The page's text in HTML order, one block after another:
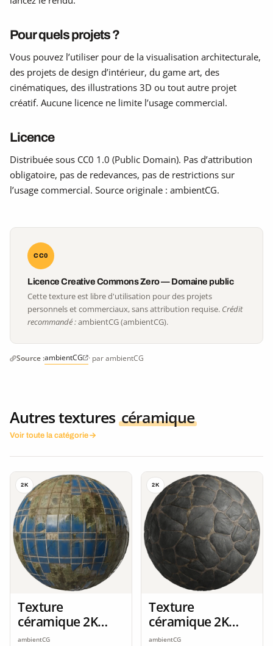
Pour quels projets ?
Vous pouvez l’utiliser pour de la visualisation architecturale,
des projets de design d’intérieur, du game art, des
cinématiques, des illustrations 3D ou tout autre projet
créatif. Aucune licence ne limite l’usage commercial.
Licence
Distribuée sous CC0 1.0 (Public Domain). Pas d’attribution
obligatoire, pas de redevances, pas de restrictions sur
l’usage commercial. Source originale : ambientCG.
CC0
Licence Creative Commons Zero — Domaine public
Cette texture est libre d'utilisation pour des projets
personnels et commerciaux, sans attribution requise. Crédit
recommandé :ambientCG (ambientCG).
Source :ambientCG · par ambientCG
Autres textures céramique
Voir toute la catégorie
2K
Texture
céramique 2K
seamless
ambientCG
2K
Texture
céramique 2K
seamless
ambientCG